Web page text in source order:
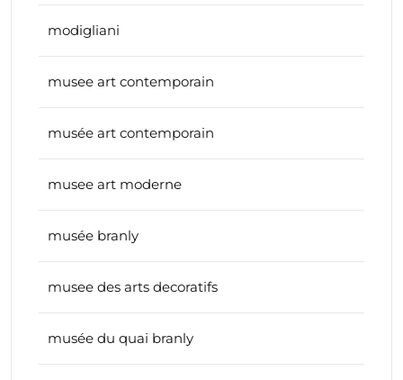
modigliani
musee art contemporain
musée art contemporain
musee art moderne
musée branly
musee des arts decoratifs
musée du quai branly